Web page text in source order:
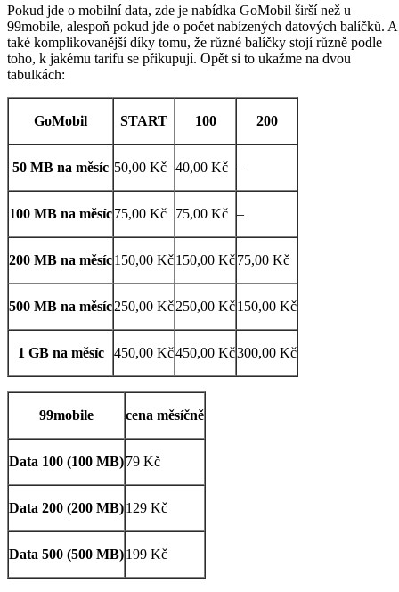
Pokud jde o mobilní data, zde je nabídka GoMobil širší než u
99mobile, alespoň pokud jde o počet nabízených datových balíčků. A
také komplikovanější díky tomu, že různé balíčky stojí různě podle
toho, k jakému tarifu se přikupují. Opět si to ukažme na dvou
tabulkách:
GoMobil START 100 200
50 MB na měsíc 50,00 Kč 40,00 Kč –
100 MB na měsíc75,00 Kč 75,00 Kč –
200 MB na měsíc150,00 Kč150,00 Kč75,00 Kč
500 MB na měsíc250,00 Kč250,00 Kč150,00 Kč
1 GB na měsíc 450,00 Kč450,00 Kč300,00 Kč
99mobile cena měsíčně
Data 100 (100 MB)79 Kč
Data 200 (200 MB)129 Kč
Data 500 (500 MB)199 Kč